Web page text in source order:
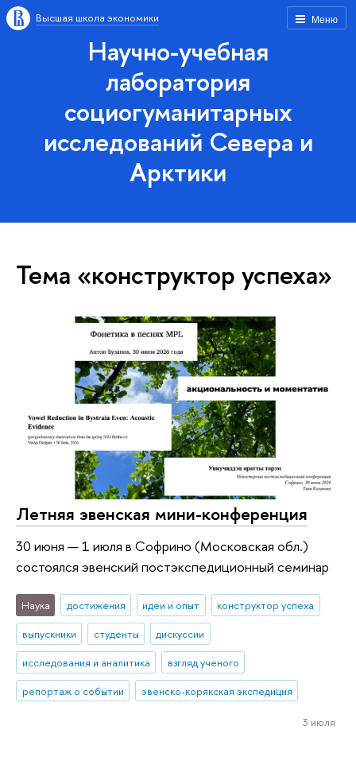
Меню
Высшая школа экономики
Научно-учебная
лаборатория
социогуманитарных
исследований Севера и
Арктики
Тема «конструктор успеха»
Летняя эвенская мини-конференция
30 июня — 1 июля в Софрино (Московская обл.)
состоялся эвенский постэкспедиционный семинар
Наука достижения идеи и опыт
конструктор успеха
выпускники
студенты
дискуссии
исследования и аналитика
взгляд ученого
репортаж о событии
эвенско-корякская экспедиция
3 июля